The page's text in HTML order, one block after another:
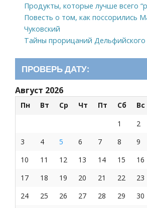
Продукты, которые лучше всего
Повесть о том, как поссорились
Чуковский
Тайны прорицаний Дельфийского
ПРОВЕРЬ ДАТУ:
Август 2026
Пн Вт Ср Чт Пт Сб
Вс
1
2
3
4 5 6 7 8
9
10
11 12 13 14 15
16
17
18 19 20 21 22
23
24
25 26 27 28 29
30